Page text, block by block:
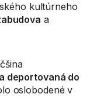
kultúrneho
a
deportovaná do
oslobodené v